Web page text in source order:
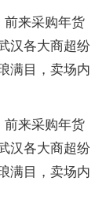
前来采购年货
汉各大商超纷
满目，卖场内
前来采购年货
汉各大商超纷
满目，卖场内